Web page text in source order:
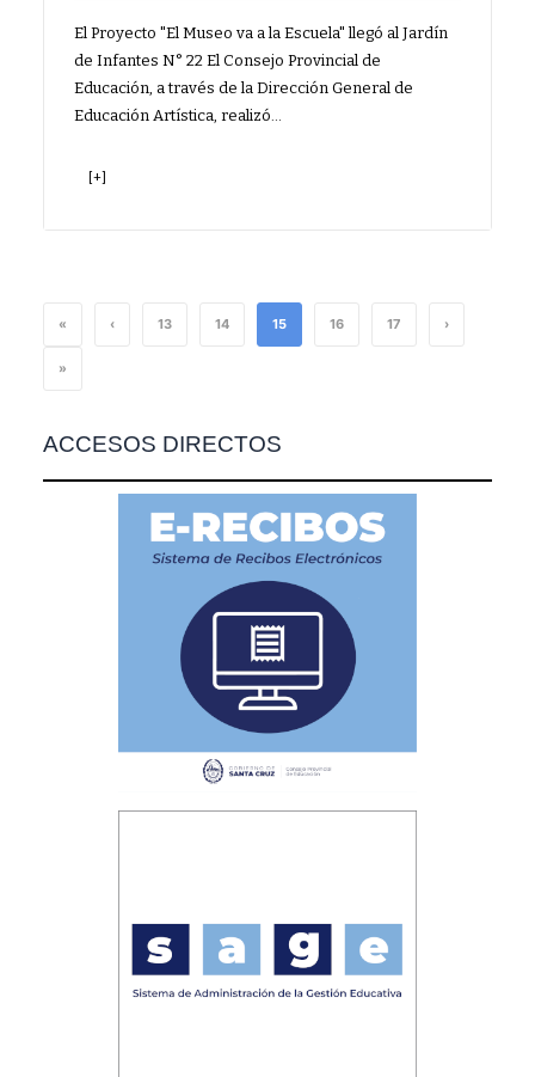
El Proyecto "El Museo va a la Escuela" llegó al Jardín
de Infantes N° 22 El Consejo Provincial de
Educación, a través de la Dirección General de
Educación Artística, realizó…
[+]
« ‹ 13 14 15 16 17 ›
»
ACCESOS DIRECTOS